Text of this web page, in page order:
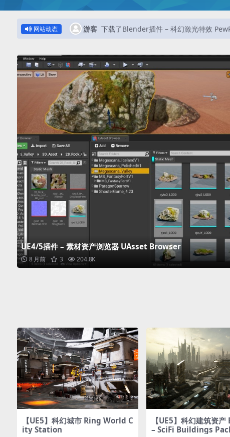
网站动态 游客 下载了Blender插件 – 快速添加水滴插
UE4/5插件 – 素材资产浏览器 UAsset Browser
8 月前 3 204.8K
【UE5】科幻城市 Ring World C
ity Station
【UE5】科幻建筑资
– SciFi Buildings